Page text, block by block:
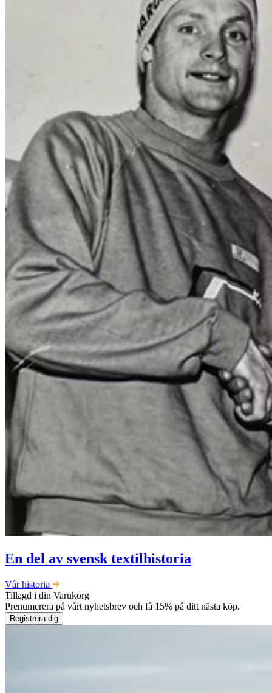
En del av svensk textilhistoria
Vår historia
Tillagd i din Varukorg
Prenumerera på vårt nyhetsbrev och få 15% på ditt nästa köp.
Registrera dig